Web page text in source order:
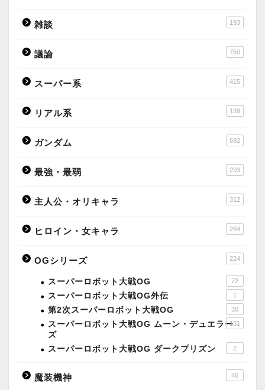
雑談 193
議論 750
スーパー系 415
リアル系 139
ガンダム 692
最強・最弱 203
主人公・オリキャラ 312
ヒロイン・女キャラ 264
OGシリーズ 224
スーパーロボット大戦OG 72
スーパーロボット大戦OG外伝 1
第2次スーパーロボット大戦OG 30
スーパーロボット大戦OG ムーン・デュエラー
ズ
131
スーパーロボット大戦OG ダークプリズン 2
魔装機神 46